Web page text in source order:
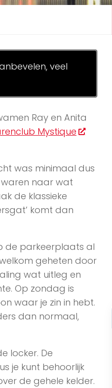
veel
Ray en Anita
Mystique
was minimaal dus
waren naar wat
de klassieke
komt dan
de parkeerplaats al
geheten door
wat uitleg en
Op zondag is
waar je zin in hebt.
dan normaal,
locker. De
je kunt behoorlijk
de gehele kelder.